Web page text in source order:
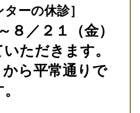
ーの休診］
８／２１（金）
ただきます。
ら平常通りで